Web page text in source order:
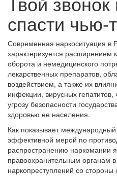
спасти чью-
Современная наркоситуация в
характеризуется расширением
оборота и немедицинского
лекарственных препаратов,
воздействием, а также их
инфекции, вирусных гепатитов,
угрозу безопасности
здоровью ее населения.
Как показывает
эффективной мерой по
распространению наркомании
правоохранительным органам
наркопреступлений со стороны